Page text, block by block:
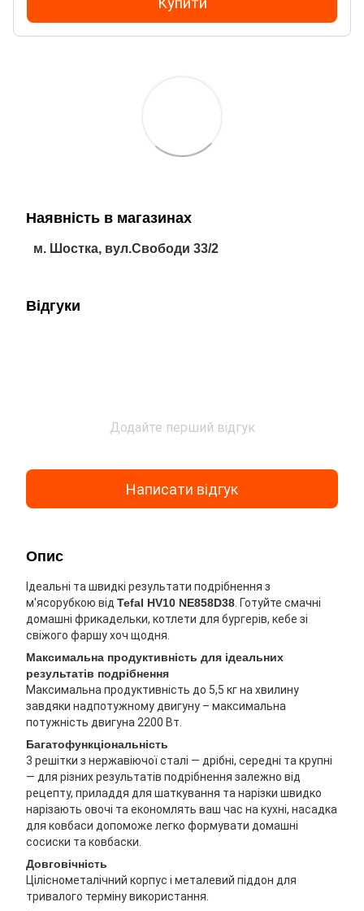
Наявність в магазинах
м. Шостка, вул.Свободи 33/2
Відгуки
Додайте перший відгук
Написати відгук
Опис
Ідеальні та швидкі результати подрібнення з
м'ясорубкою від Tefal HV10 NE858D38 . Готуйте смачні
домашні фрикадельки, котлети для бургерів, кебе зі
свіжого фаршу хоч щодня.
Максимальна продуктивність для ідеальних
результатів подрібнення
Максимальна продуктивність до 5,5 кг на хвилину
завдяки надпотужному двигуну – максимальна
потужність двигуна 2200 Вт.
Багатофункціональність
3 решітки з нержавіючої сталі — дрібні, середні та крупні
— для різних результатів подрібнення залежно від
рецепту, приладдя для шаткування та нарізки швидко
нарізають овочі та економлять ваш час на кухні, насадка
для ковбаси допоможе легко формувати домашні
сосиски та ковбаски.
Довговічність
Ціліснометалічний корпус і металевий піддон для
тривалого терміну використання.